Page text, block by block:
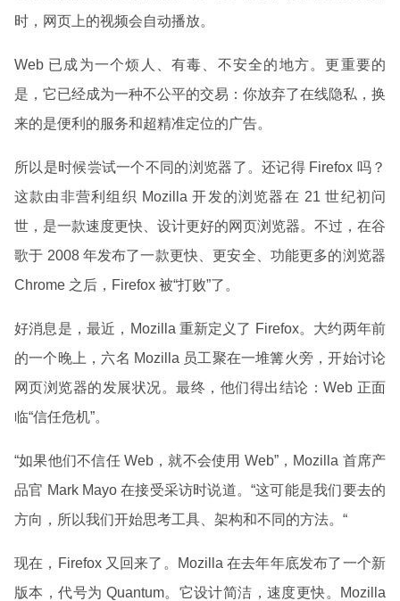
时，网页上的视频会自动播放。
Web 已成为一个烦人、有毒、不安全的地方。更重要的
是，它已经成为一种不公平的交易：你放弃了在线隐私，换
来的是便利的服务和超精准定位的广告。
所以是时候尝试一个不同的浏览器了。还记得 Firefox 吗？
这款由非营利组织 Mozilla 开发的浏览器在 21 世纪初问
世，是一款速度更快、设计更好的网页浏览器。不过，在谷
歌于 2008 年发布了一款更快、更安全、功能更多的浏览器
Chrome 之后，Firefox 被“打败”了。
好消息是，最近，Mozilla 重新定义了 Firefox。大约两年前
的一个晚上，六名 Mozilla 员工聚在一堆篝火旁，开始讨论
网页浏览器的发展状况。最终，他们得出结论：Web 正面
临“信任危机”。
“如果他们不信任 Web，就不会使用 Web”，Mozilla 首席产
品官 Mark Mayo 在接受采访时说道。“这可能是我们要去的
方向，所以我们开始思考工具、架构和不同的方法。“
现在，Firefox 又回来了。Mozilla 在去年年底发布了一个新
版本，代号为 Quantum。它设计简洁，速度更快。Mozilla